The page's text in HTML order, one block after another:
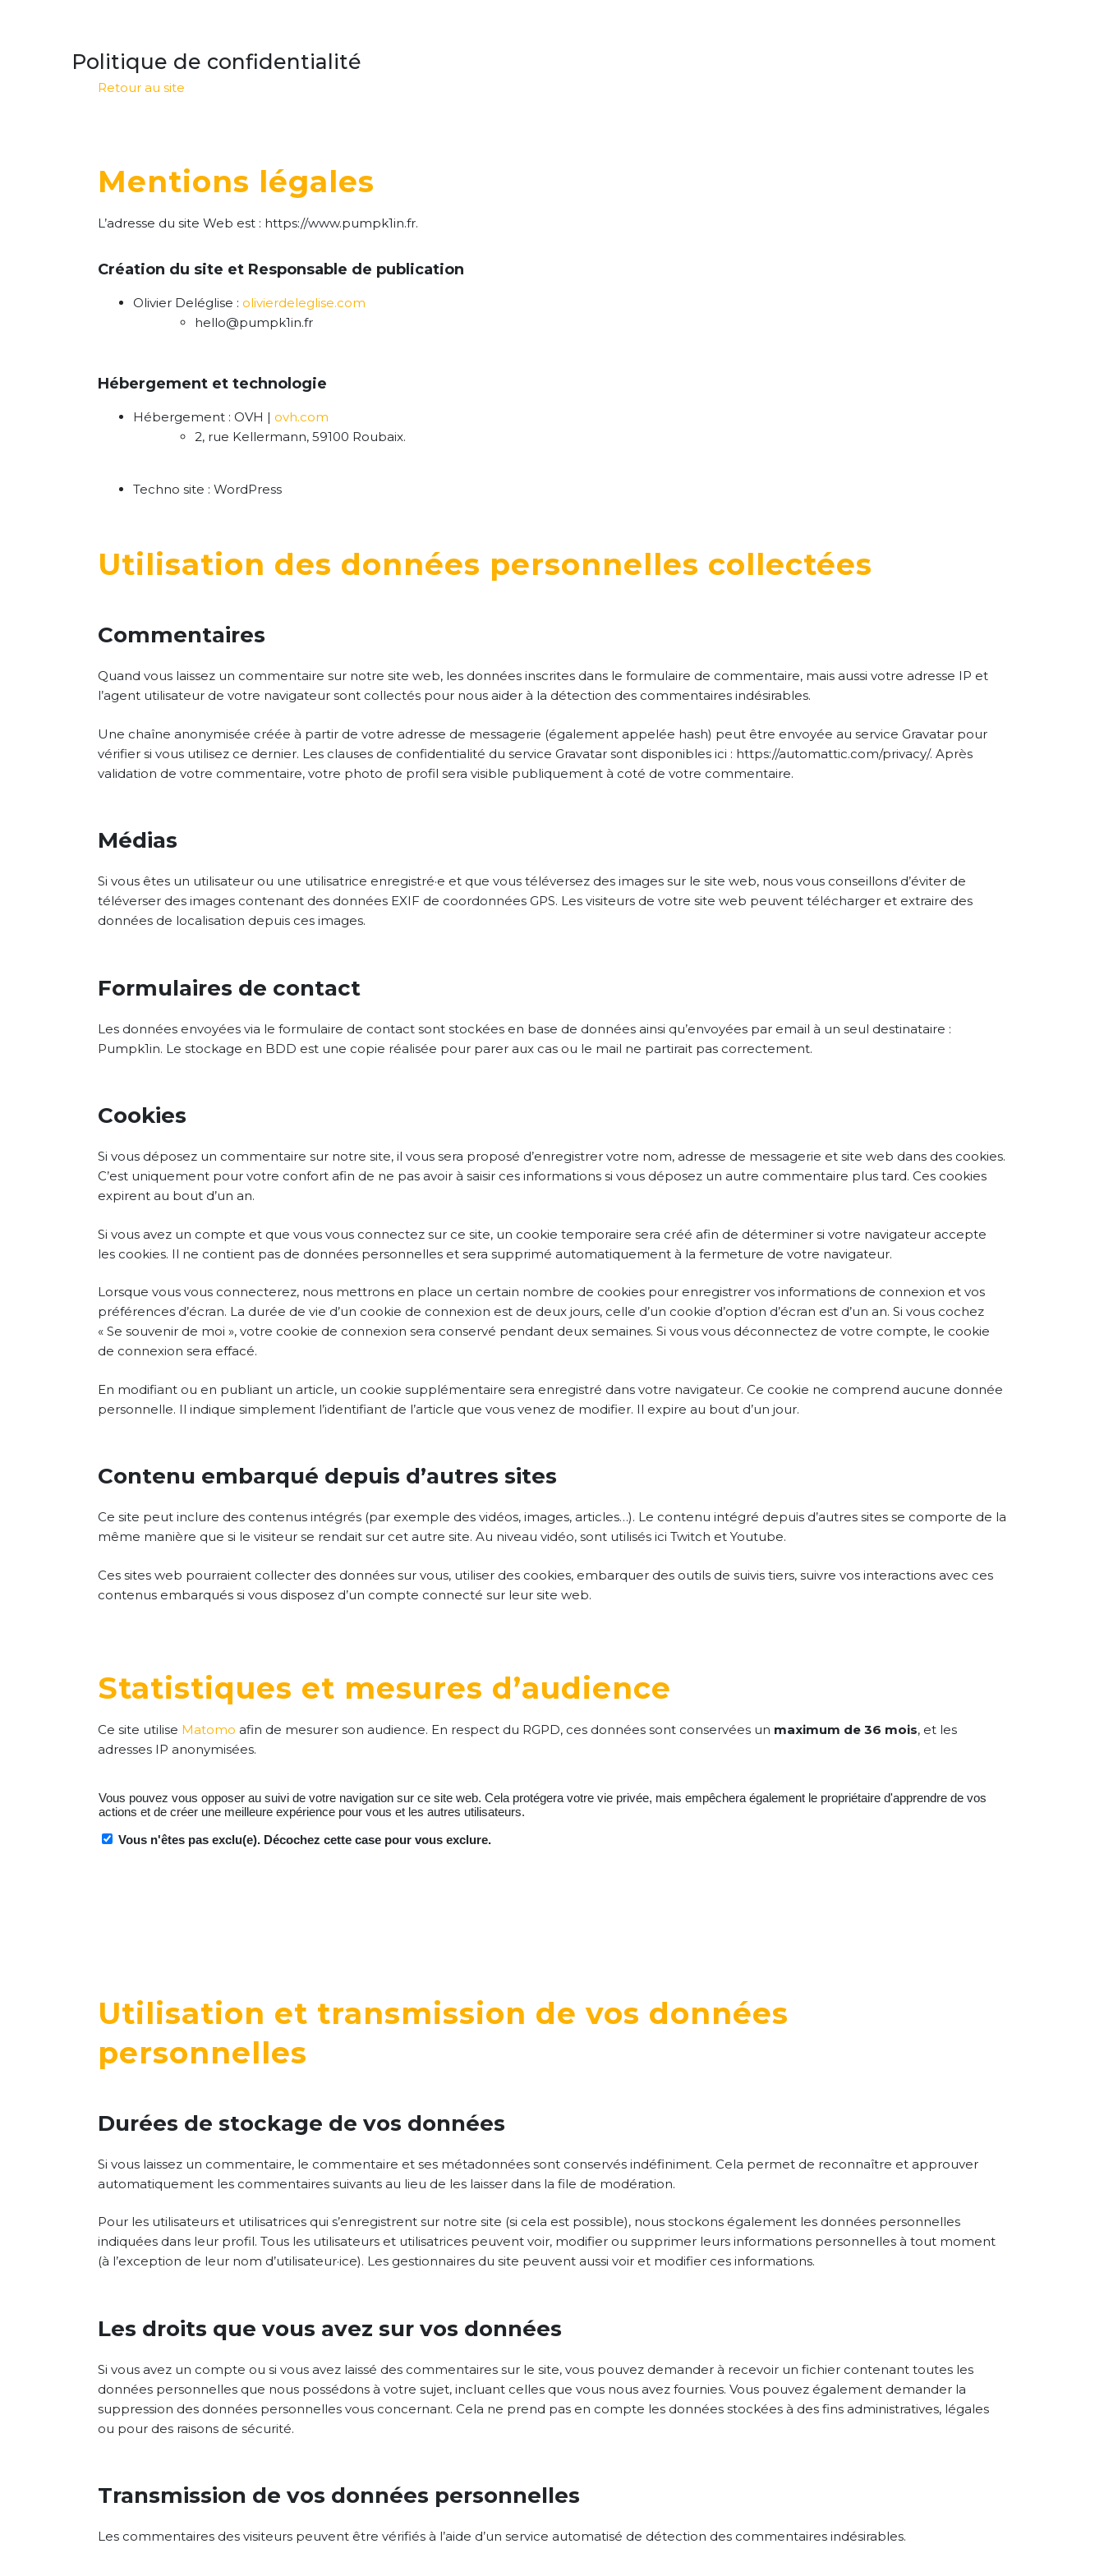
Politique de confidentialité
Retour au site
Mentions légales
L’adresse du site Web est : https://www.pumpk1in.fr.
Création du site et Responsable de publication
Olivier Deléglise : olivierdeleglise.com
hello@pumpk1in.fr
Hébergement et technologie
Hébergement : OVH | ovh.com
2, rue Kellermann, 59100 Roubaix.
Techno site : WordPress
Utilisation des données personnelles collectées
Commentaires
Quand vous laissez un commentaire sur notre site web, les données inscrites dans le formulaire de commentaire, mais aussi votre adresse IP et
l’agent utilisateur de votre navigateur sont collectés pour nous aider à la détection des commentaires indésirables.
Une chaîne anonymisée créée à partir de votre adresse de messagerie (également appelée hash) peut être envoyée au service Gravatar pour
vérifier si vous utilisez ce dernier. Les clauses de confidentialité du service Gravatar sont disponibles ici : https://automattic.com/privacy/. Après
validation de votre commentaire, votre photo de profil sera visible publiquement à coté de votre commentaire.
Médias
Si vous êtes un utilisateur ou une utilisatrice enregistré·e et que vous téléversez des images sur le site web, nous vous conseillons d’éviter de
téléverser des images contenant des données EXIF de coordonnées GPS. Les visiteurs de votre site web peuvent télécharger et extraire des
données de localisation depuis ces images.
Formulaires de contact
Les données envoyées via le formulaire de contact sont stockées en base de données ainsi qu’envoyées par email à un seul destinataire :
Pumpk1in. Le stockage en BDD est une copie réalisée pour parer aux cas ou le mail ne partirait pas correctement.
Cookies
Si vous déposez un commentaire sur notre site, il vous sera proposé d’enregistrer votre nom, adresse de messagerie et site web dans des cookies.
C’est uniquement pour votre confort afin de ne pas avoir à saisir ces informations si vous déposez un autre commentaire plus tard. Ces cookies
expirent au bout d’un an.
Si vous avez un compte et que vous vous connectez sur ce site, un cookie temporaire sera créé afin de déterminer si votre navigateur accepte
les cookies. Il ne contient pas de données personnelles et sera supprimé automatiquement à la fermeture de votre navigateur.
Lorsque vous vous connecterez, nous mettrons en place un certain nombre de cookies pour enregistrer vos informations de connexion et vos
préférences d’écran. La durée de vie d’un cookie de connexion est de deux jours, celle d’un cookie d’option d’écran est d’un an. Si vous cochez
« Se souvenir de moi », votre cookie de connexion sera conservé pendant deux semaines. Si vous vous déconnectez de votre compte, le cookie
de connexion sera effacé.
En modifiant ou en publiant un article, un cookie supplémentaire sera enregistré dans votre navigateur. Ce cookie ne comprend aucune donnée
personnelle. Il indique simplement l’identifiant de l’article que vous venez de modifier. Il expire au bout d’un jour.
Contenu embarqué depuis d’autres sites
Ce site peut inclure des contenus intégrés (par exemple des vidéos, images, articles…). Le contenu intégré depuis d’autres sites se comporte de la
même manière que si le visiteur se rendait sur cet autre site. Au niveau vidéo, sont utilisés ici Twitch et Youtube.
Ces sites web pourraient collecter des données sur vous, utiliser des cookies, embarquer des outils de suivis tiers, suivre vos interactions avec ces
contenus embarqués si vous disposez d’un compte connecté sur leur site web.
Statistiques et mesures d’audience
Ce site utilise Matomo afin de mesurer son audience. En respect du RGPD, ces données sont conservées un maximum de 36 mois, et les
adresses IP anonymisées.
Utilisation et transmission de vos données
personnelles
Durées de stockage de vos données
Si vous laissez un commentaire, le commentaire et ses métadonnées sont conservés indéfiniment. Cela permet de reconnaître et approuver
automatiquement les commentaires suivants au lieu de les laisser dans la file de modération.
Pour les utilisateurs et utilisatrices qui s’enregistrent sur notre site (si cela est possible), nous stockons également les données personnelles
indiquées dans leur profil. Tous les utilisateurs et utilisatrices peuvent voir, modifier ou supprimer leurs informations personnelles à tout moment
(à l’exception de leur nom d’utilisateur·ice). Les gestionnaires du site peuvent aussi voir et modifier ces informations.
Les droits que vous avez sur vos données
Si vous avez un compte ou si vous avez laissé des commentaires sur le site, vous pouvez demander à recevoir un fichier contenant toutes les
données personnelles que nous possédons à votre sujet, incluant celles que vous nous avez fournies. Vous pouvez également demander la
suppression des données personnelles vous concernant. Cela ne prend pas en compte les données stockées à des fins administratives, légales
ou pour des raisons de sécurité.
Transmission de vos données personnelles
Les commentaires des visiteurs peuvent être vérifiés à l’aide d’un service automatisé de détection des commentaires indésirables.